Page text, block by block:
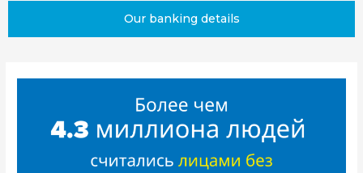
Our banking details